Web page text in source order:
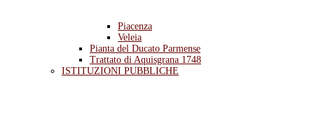
Piacenza
Veleia
Pianta del Ducato Parmense
Trattato di Aquisgrana 1748
ISTITUZIONI PUBBLICHE